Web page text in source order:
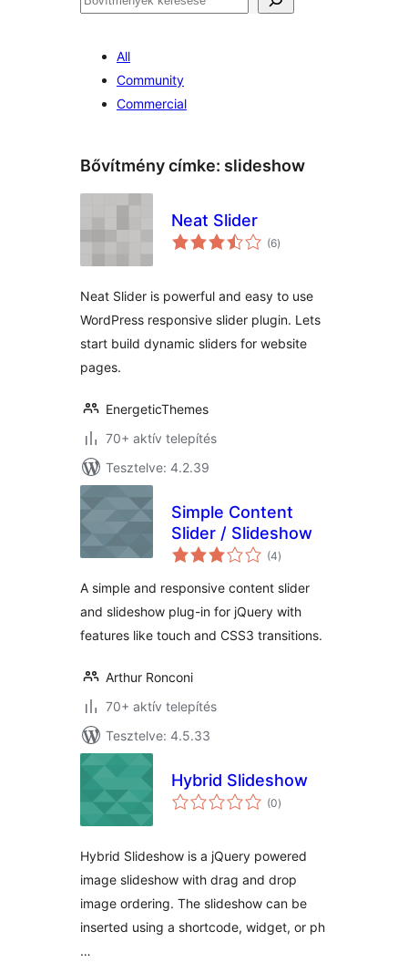
All
Community
Commercial
Bővítmény címke: slideshow
Neat Slider
(6értékelés
összesen
)
Neat Slider is powerful and easy to use
WordPress responsive slider plugin. Lets
start build dynamic sliders for website
pages.
EnergeticThemes
70+ aktív telepítés
Tesztelve: 4.2.39
Simple Content
Slider / Slideshow
(4értékelés
összesen
)
A simple and responsive content slider
and slideshow plug-in for jQuery with
features like touch and CSS3 transitions.
Arthur Ronconi
70+ aktív telepítés
Tesztelve: 4.5.33
Hybrid Slideshow
(0értékelés
összesen
)
Hybrid Slideshow is a jQuery powered
image slideshow with drag and drop
image ordering. The slideshow can be
inserted using a shortcode, widget, or ph
…